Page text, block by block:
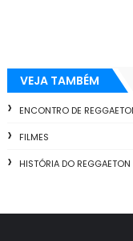
VEJA TAMBÉM
ENCONTRO DE
FILMES
HISTÓRIA DO REGGAETON